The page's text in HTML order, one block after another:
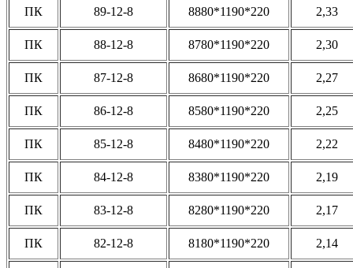
ПК 89-12-8 8880*1190*220 2,33
ПК 88-12-8 8780*1190*220 2,30
ПК 87-12-8 8680*1190*220 2,27
ПК 86-12-8 8580*1190*220 2,25
ПК 85-12-8 8480*1190*220 2,22
ПК 84-12-8 8380*1190*220 2,19
ПК 83-12-8 8280*1190*220 2,17
ПК 82-12-8 8180*1190*220 2,14